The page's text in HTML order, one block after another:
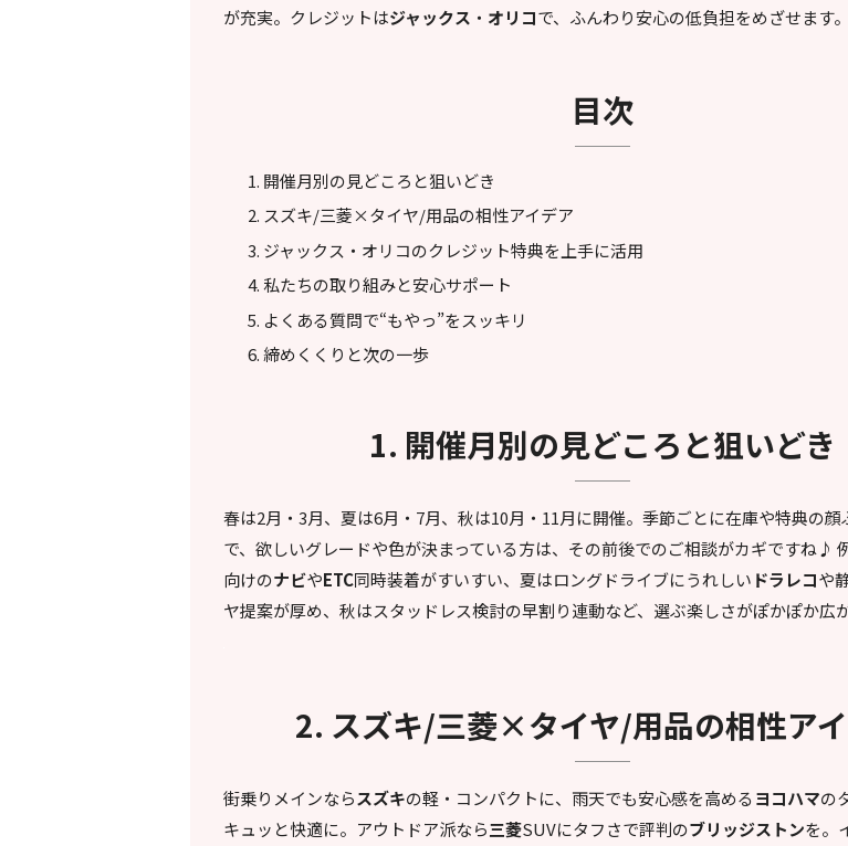
が充実。クレジットはジャックス ・ オリコで、ふんわり安心の低負担をめざせます。
目次
開催月別の見どころと狙いどき
スズキ/三菱×タイヤ/用品の相性アイデア
ジャックス・オリコのクレジット特典を上手に活用
私たちの取り組みと安心サポート
よくある質問で“もやっ”をスッキリ
締めくくりと次の一歩
1. 開催月別の見どころと狙いどき
春は2月・3月、夏は6月・7月、秋は10月・11月に開催。季節ごとに在庫や特典の顔
で、欲しいグレードや色が決まっている方は、その前後でのご相談がカギですね♪
向けのナビやETC同時装着がすいすい、夏はロングドライブにうれしい ドラレコや
ヤ提案が厚め、秋はスタッドレス検討の早割り連動など、選ぶ楽しさがぽかぽか広が
2. スズキ/三菱×タイヤ/用品の相性ア
街乗りメインならスズキの軽・コンパクトに、雨天でも安心感を高めるヨコハマの
キュッと快適に。アウトドア派なら三菱SUVにタフさで評判のブリッジストンを。